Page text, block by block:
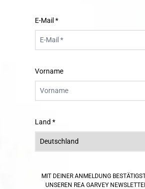
E-Mail *
Vorname
Land *
MIT DEINER ANMELDUNG
UNSEREN REA GARVEY